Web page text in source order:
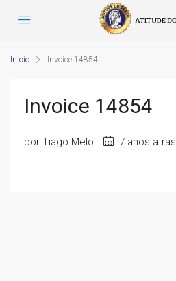
Início Invoice 14854
Invoice 14854
por Tiago Melo 7 anos atrás